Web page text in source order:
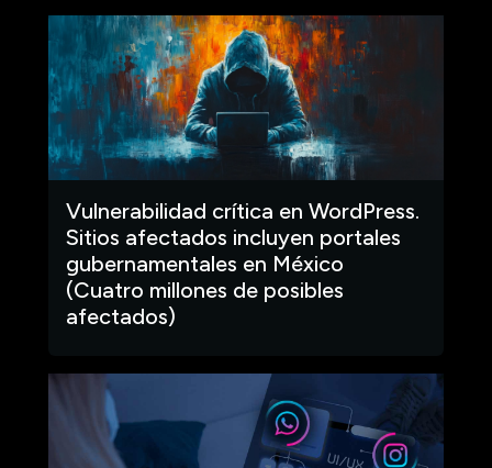
Vulnerabilidad crítica en WordPress.
Sitios afectados incluyen portales
gubernamentales en México
(Cuatro millones de posibles
afectados)